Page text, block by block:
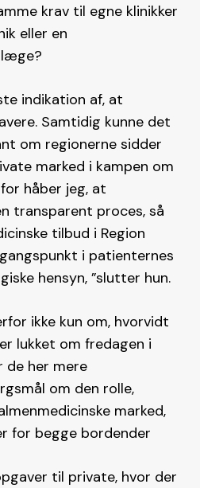
krav til egne klinikker
eller en
indikation af, at
Samtidig kunne det
om regionerne sidder
marked i kampen om
håber jeg, at
transparent proces, så
tilbud i Region
i patienternes
hensyn, ”slutter hun.
ikke kun om, hvorvidt
lukket om fredagen i
de her mere
om den rolle,
marked,
for begge bordender
til private, hvor der